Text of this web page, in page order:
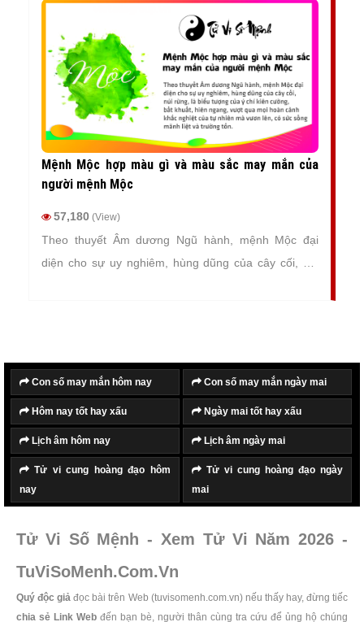
Mệnh Mộc hợp màu gì và màu sắc may mắn của
người mệnh Mộc
57,180 (View)
Theo thuyết Âm dương Ngũ hành, mệnh Mộc đại
diện cho sự uy nghiêm, hùng dũng của cây cối, núi
Con số may mắn hôm nay Con số may mắn ngày mai
Hôm nay tốt hay xấu Ngày mai tốt hay xấu
Lịch âm hôm nay Lịch âm ngày mai
Tử vi cung hoàng đạo hôm
nay
Tử vi cung hoàng đạo ngày
mai
Tử Vi Số Mệnh - Xem Tử Vi Năm 2026 -
TuViSoMenh.Com.Vn
Quý độc giả đọc bài trên Web (tuvisomenh.com.vn) nếu thấy hay, đừng tiếc
chia sẻ Link Web đến bạn bè, người thân cùng tra cứu để ủng hộ chúng